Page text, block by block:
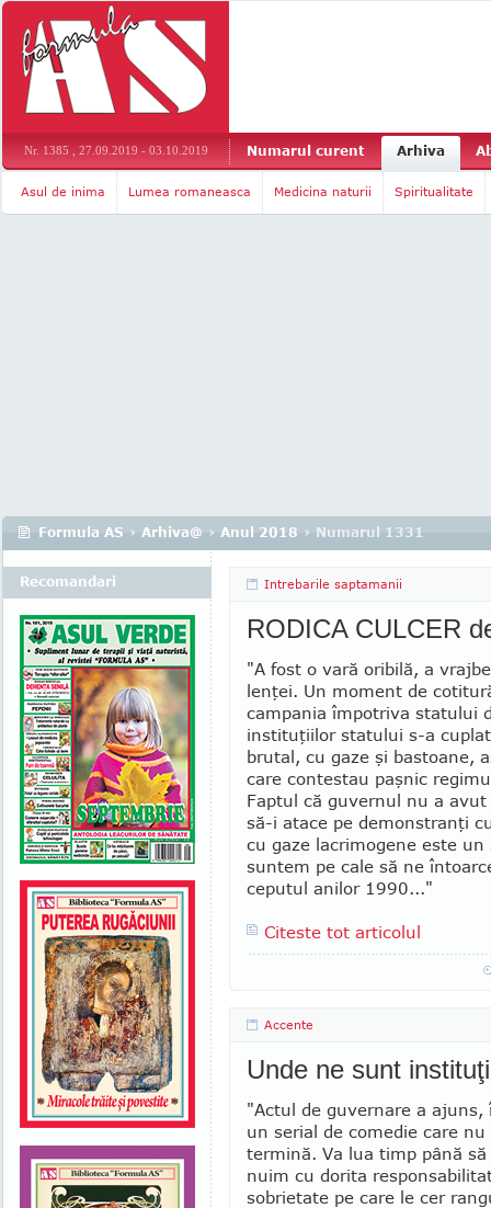
Nr. 1385 , 27.09.2019 - 03.10.2019 Numarul curent Arhiva
Asul de inima Lumea romaneasca Medicina naturii Spiritualitate
Formula AS › Arhiva@ › Anul 2018 › Numarul 1331
Intrebarile saptamanii
RODICA CULCER
"A fost o vară oribilă, a
lenţei. Un moment de
campania împotriva statului
instituţiilor statului s-a
brutal, cu gaze şi bastoane,
care contestau paşnic
Faptul că guvernul nu a
să-i atace pe demonstranţi
cu gaze lacrimogene este un
suntem pe cale să ne
ceputul anilor 1990..."
Citeste tot articolul
Accente
Unde ne sunt
"Actul de guvernare a
un serial de comedie care nu
termină. Va lua timp până
nuim cu dorita
sobrietate pe care le cer
Recomandari